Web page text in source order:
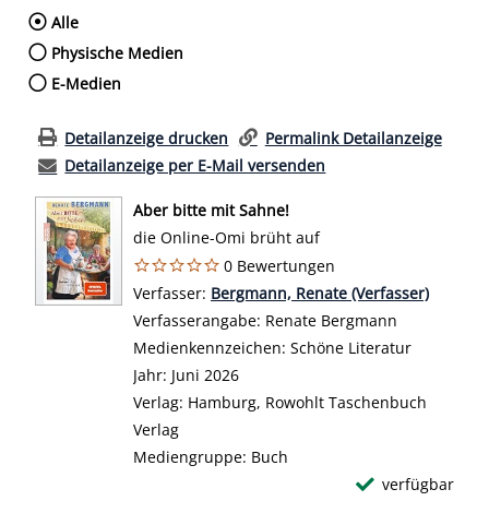
Wählen Sie die Medienart nach der Sie
Alle
Physische Medien
E-Medien
Detailanzeige drucken
Permalink Detailanzeige
Detailanzeige per E-Mail versenden
Aber bitte mit Sahne!
die Online-Omi brüht auf
0 Bewertungen
Verfasser: Suche nach diesem Verfasser
Bergmann, Renate (Verfasser)
Verfasserangabe: Renate Bergmann
Medienkennzeichen: Schöne Literatur
Jahr: Juni 2026
Verlag: Hamburg, Rowohlt Taschenbuch
Verlag
Mediengruppe: Buch
verfügbar